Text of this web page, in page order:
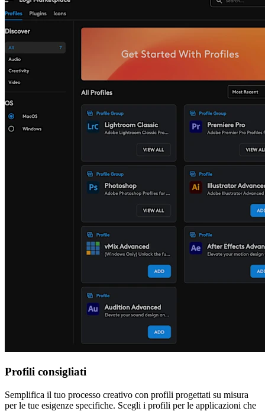
Profili consigliati
Semplifica il tuo processo creativo con profili progettati su misura
per le tue esigenze specifiche. Scegli i profili per le applicazioni che